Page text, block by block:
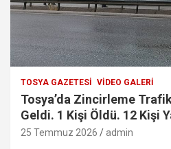
TOSYA GAZETESI VIDEO GALERI
Tosya’da Zincirleme
Geldi. 1 Kişi Öldü. 12 Kişi
25 Temmuz 2026 admin